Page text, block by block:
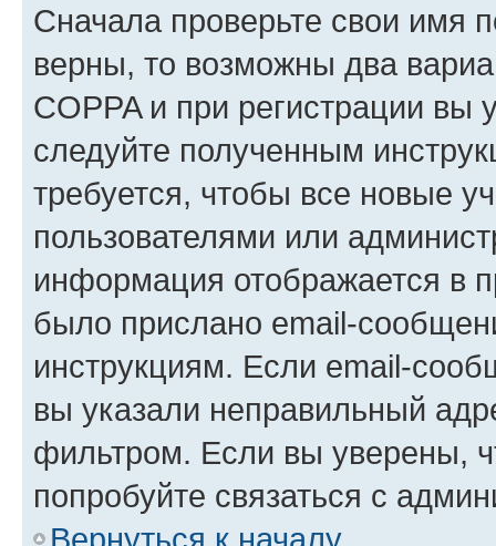
Сначала проверьте свои имя
верны, то возможны два
COPPA и при регистрации вы
следуйте полученным
требуется, чтобы все новые
пользователями или
информация отображается в
было прислано email-
инструкциям. Если email-
вы указали неправильный
фильтром. Если вы уверены,
попробуйте связаться с
Вернуться к началу